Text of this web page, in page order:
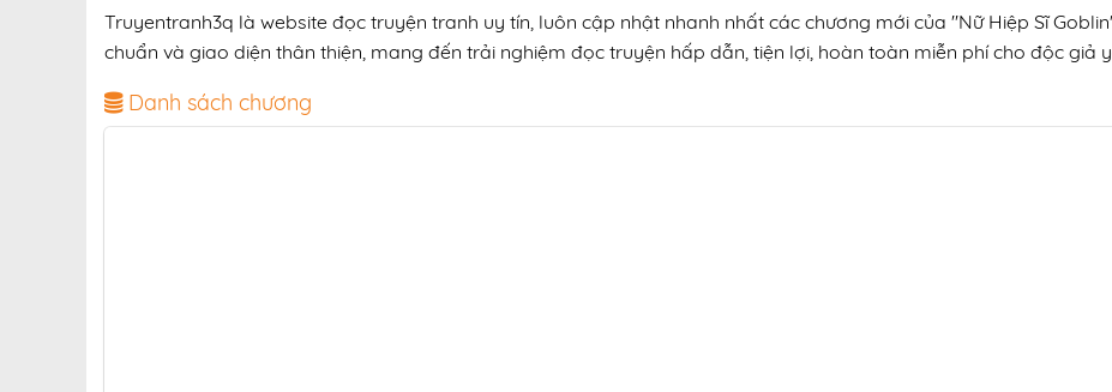
Truyentranh3q là website đọc truyện tranh uy tín, luôn cập nhật nhanh nhất các chương mới của "Nữ Hiệp Sĩ
chuẩn và giao diện thân thiện, mang đến trải nghiệm đọc truyện hấp dẫn, tiện lợi, hoàn toàn miễn phí cho độc giả
Danh sách chương